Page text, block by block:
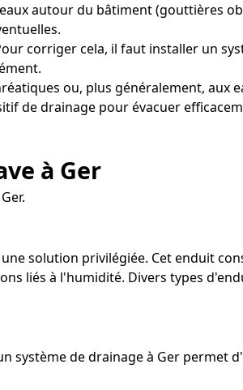
autour du bâtiment (gouttières
corriger cela, il faut installer un
ou, plus généralement, aux
de drainage pour évacuer
à Ger
solution privilégiée. Cet enduit
liés à l'humidité. Divers types
système de drainage à Ger permet